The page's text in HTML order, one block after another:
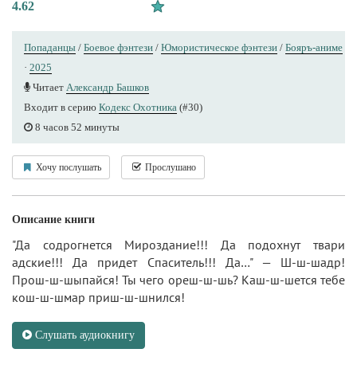
4.62
Попаданцы / Боевое фэнтези / Юмористическое фэнтези / Бояръ-аниме
· 2025
Читает Александр Башков
Входит в серию Кодекс Охотника (#30)
8 часов 52 минуты
Хочу послушать Прослушано
Описание книги
"Да содрогнется Мироздание!!! Да подохнут твари
адские!!! Да придет Спаситель!!! Да…" — Ш-ш-шадр!
Прош-ш-шыпайся! Ты чего ореш-ш-шь? Каш-ш-шется тебе
кош-ш-шмар приш-ш-шнился!
Слушать аудиокнигу